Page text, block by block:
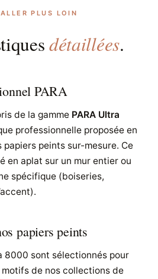
PLUS LOIN
détaillées.
PARA
de la gamme PARA Ultra
professionnelle proposée en
peints sur-mesure. Ce
en aplat sur un mur entier ou
spécifique (boiseries,
papiers peints
8000 sont sélectionnés pour
motifs de nos collections de